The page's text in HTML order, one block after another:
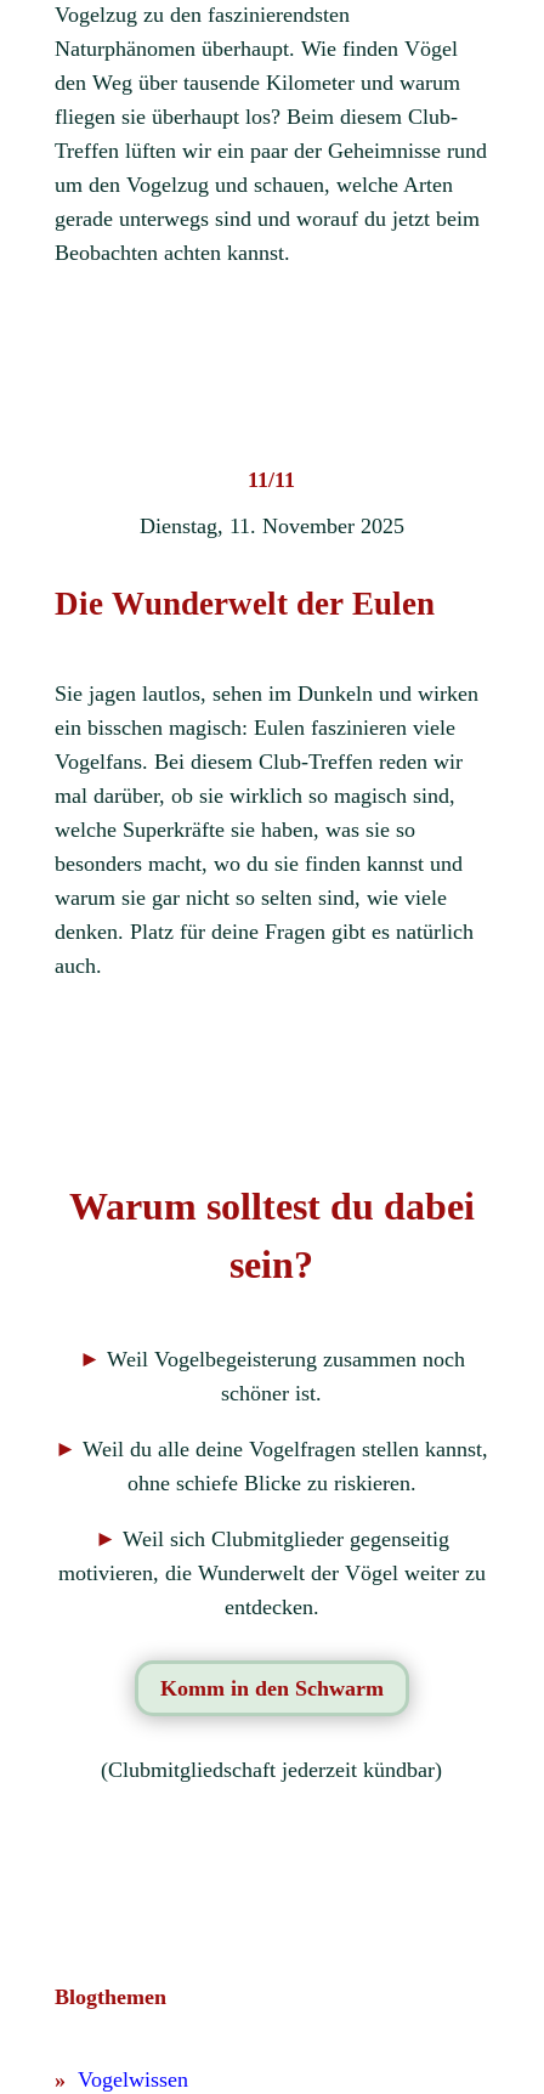
Vogelzug zu den faszinierendsten
Naturphänomen überhaupt. Wie finden Vögel
den Weg über tausende Kilometer und warum
fliegen sie überhaupt los? Beim diesem Club-
Treffen lüften wir ein paar der Geheimnisse rund
um den Vogelzug und schauen, welche Arten
gerade unterwegs sind und worauf du jetzt beim
Beobachten achten kannst.
11/11
Dienstag, 11. November 2025
Die Wunderwelt der Eulen
Sie jagen lautlos, sehen im Dunkeln und wirken
ein bisschen magisch: Eulen faszinieren viele
Vogelfans. Bei diesem Club-Treffen reden wir
mal darüber, ob sie wirklich so magisch sind,
welche Superkräfte sie haben, was sie so
besonders macht, wo du sie finden kannst und
warum sie gar nicht so selten sind, wie viele
denken. Platz für deine Fragen gibt es natürlich
auch.
Warum solltest du dabei
sein?
► Weil Vogelbegeisterung zusammen noch
schöner ist.
► Weil du alle deine Vogelfragen stellen kannst,
ohne schiefe Blicke zu riskieren.
► Weil sich Clubmitglieder gegenseitig
motivieren, die Wunderwelt der Vögel weiter zu
entdecken.
Komm in den Schwarm
(Clubmitgliedschaft jederzeit kündbar)
Blogthemen
» Vogelwissen